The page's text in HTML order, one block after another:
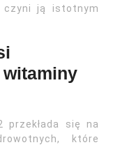
czyni ją istotnym
przekłada się na
które